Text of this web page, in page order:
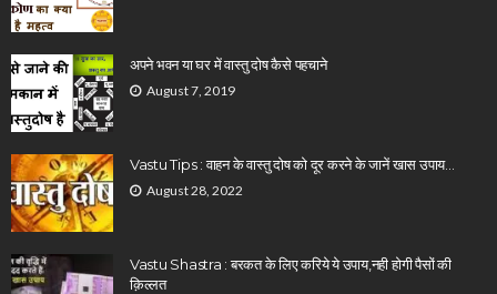
अपने भवन या घर में वास्तु दोष कैसे पहचाने
August 7, 2019
Vastu Tips : वाहन के वास्तु दोष को दूर करने के जानें खास उपाय…
August 28, 2022
Vastu Shastra : बरकत के लिए करिये ये उपाय,नही होगी पैसों की
क़िल्लत